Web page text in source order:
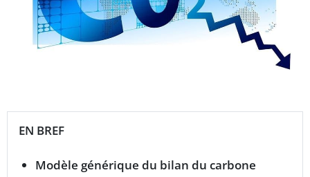
EN BREF
Modèle générique du bilan du carbone